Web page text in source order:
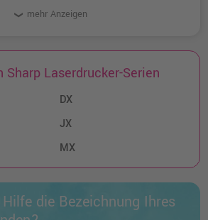
zu gestalten.
mehr Anzeigen
Laserdrucker-Serien
DX
JX
MX
die Bezeichnung Ihres